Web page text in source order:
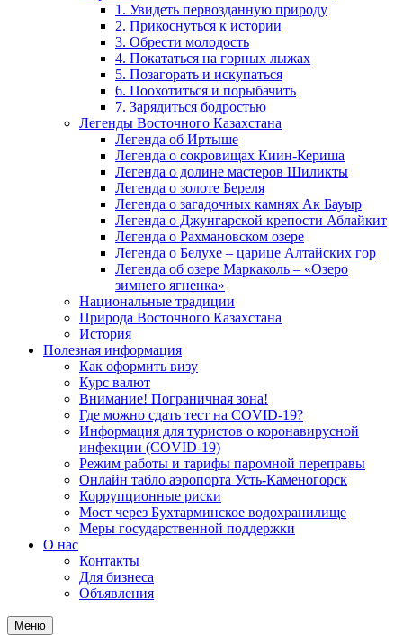
1. Увидеть первозданную природу
2. Прикоснуться к истории
3. Обрести молодость
4. Покататься на горных лыжах
5. Позагорать и искупаться
6. Поохотиться и порыбачить
7. Зарядиться бодростью
Легенды Восточного Казахстана
Легенда об Иртыше
Легенда о сокровищах Киин-Кериша
Легенда о долине мастеров Шиликты
Легенда о золоте Береля
Легенда о загадочных камнях Ак Бауыр
Легенда о Джунгарской крепости Аблайкит
Легенда о Рахмановском озере
Легенда о Белухе – царице Алтайских гор
Легенда об озере Маркаколь – «Озеро
зимнего ягненка»
Национальные традиции
Природа Восточного Казахстана
История
Полезная информация
Как оформить визу
Курс валют
Внимание! Пограничная зона!
Где можно сдать тест на COVID-19?
Информация для туристов о коронавирусной
инфекции (COVID-19)
Режим работы и тарифы паромной переправы
Онлайн табло аэропорта Усть-Каменогорск
Коррупционные риски
Мост через Бухтарминское водохранилище
Меры государственной поддержки
О нас
Контакты
Для бизнеса
Объявления
Меню